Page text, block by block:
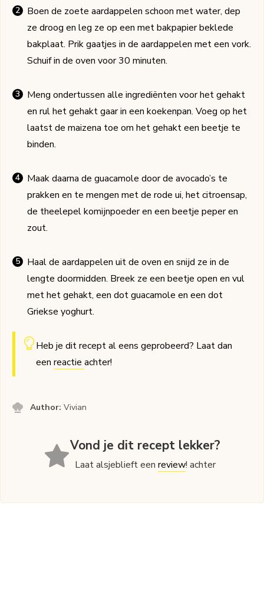
Boen de zoete aardappelen schoon met water, dep
ze droog en leg ze op een met bakpapier beklede
bakplaat. Prik gaatjes in de aardappelen met een vork.
Schuif in de oven voor 30 minuten.
Meng ondertussen alle ingrediënten voor het gehakt
en rul het gehakt gaar in een koekenpan. Voeg op het
laatst de maizena toe om het gehakt een beetje te
binden.
Maak daarna de guacamole door de avocado’s te
prakken en te mengen met de rode ui, het citroensap,
de theelepel komijnpoeder en een beetje peper en
zout.
Haal de aardappelen uit de oven en snijd ze in de
lengte doormidden. Breek ze een beetje open en vul
met het gehakt, een dot guacamole en een dot
Griekse yoghurt.
Heb je dit recept al eens geprobeerd? Laat dan
een reactie achter!
Author:Vivian
Vond je dit recept lekker?
Laat alsjeblieft eenreview! achter